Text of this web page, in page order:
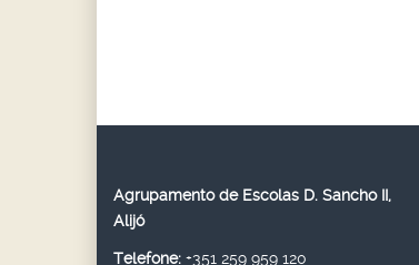
Agrupamento de Escolas D. Sancho II,
Alijó
Telefone: +351 259 959 120